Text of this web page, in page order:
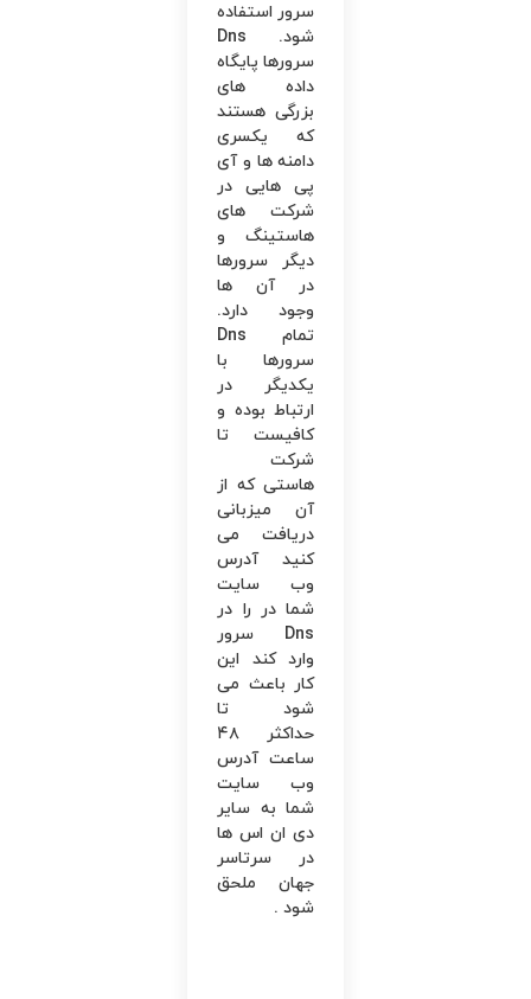
سرور استفاده
شود. Dns
سرورها پایگاه
داده های
بزرگی هستند
که یکسری
دامنه ها و آی‌
پی هایی در
شرکت ‌های
هاستینگ و
دیگر سرورها
در آن ها
وجود دارد.
تمام Dns
سرورها با
یکدیگر در
ارتباط بوده و
کافیست تا
شرکت
هاستی که از
آن‌ میزبانی
دریافت می
‌کنید آدرس
وب ‌سایت
شما در را در
Dns سرور
وارد کند این
کار باعث می
‌شود تا
حداکثر ۴۸
ساعت آدرس
وب ‌سایت
شما به سایر
دی ان اس ها
در سرتاسر
جهان ملحق
شود .